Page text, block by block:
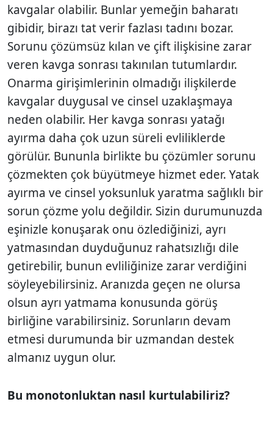
kavgalar olabilir. Bunlar yemeğin baharatı
gibidir, birazı tat verir fazlası tadını bozar.
Sorunu çözümsüz kılan ve çift ilişkisine zarar
veren kavga sonrası takınılan tutumlardır.
Onarma girişimlerinin olmadığı ilişkilerde
kavgalar duygusal ve cinsel uzaklaşmaya
neden olabilir. Her kavga sonrası yatağı
ayırma daha çok uzun süreli evliliklerde
görülür. Bununla birlikte bu çözümler sorunu
çözmekten çok büyütmeye hizmet eder. Yatak
ayırma ve cinsel yoksunluk yaratma sağlıklı bir
sorun çözme yolu değildir. Sizin durumunuzda
eşinizle konuşarak onu özlediğinizi, ayrı
yatmasından duyduğunuz rahatsızlığı dile
getirebilir, bunun evliliğinize zarar verdiğini
söyleyebilirsiniz. Aranızda geçen ne olursa
olsun ayrı yatmama konusunda görüş
birliğine varabilirsiniz. Sorunların devam
etmesi durumunda bir uzmandan destek
almanız uygun olur.
Bu monotonluktan nasıl kurtulabiliriz?